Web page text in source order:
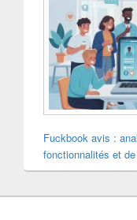
Fuckbook avis :
fonctionnalités et